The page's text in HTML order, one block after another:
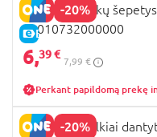
-20%
E-KAINA
CHICCO plaukų
00010732000000
6,39 €
7,99 €
Perkant papildomą prekę
-20%
CHICCO smulkiai